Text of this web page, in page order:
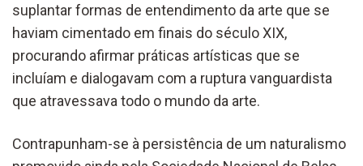
suplantar formas de entendimento da arte que se
haviam cimentado em finais do século XIX,
procurando afirmar práticas artísticas que se
incluíam e dialogavam com a ruptura vanguardista
que atravessava todo o mundo da arte.
Contrapunham-se à persistência de um naturalismo